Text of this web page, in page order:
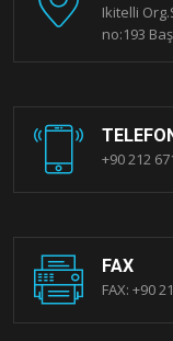
Ikitelli
no:193
+90 212
FAX
FAX: +90